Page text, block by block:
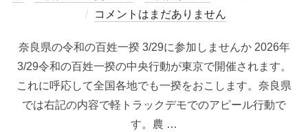
コメントはまだありません
奈良県の令和の百姓一揆 3/29に参加しませんか 2026年
3/29令和の百姓一揆の中央行動が東京で開催されます。
これに呼応して全国各地でも一揆をおこします。奈良県
では右記の内容で軽トラックデモでのアピール行動で
す。農 …